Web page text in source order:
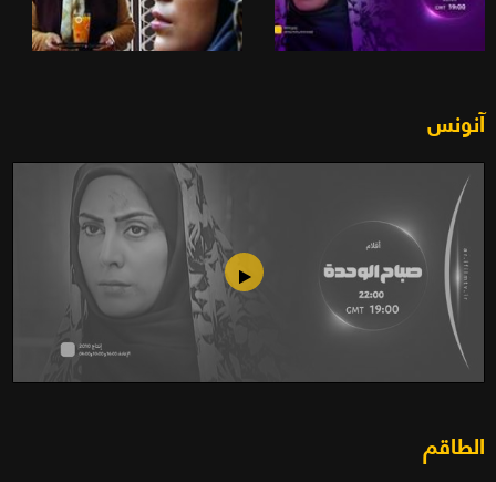
آنونس
الطاقم